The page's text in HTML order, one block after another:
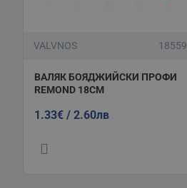
VALVNOS 18559
ВАЛЯК БОЯДЖИЙСКИ ПРОФИ
REMOND 18СM
1.33€ / 2.60лв